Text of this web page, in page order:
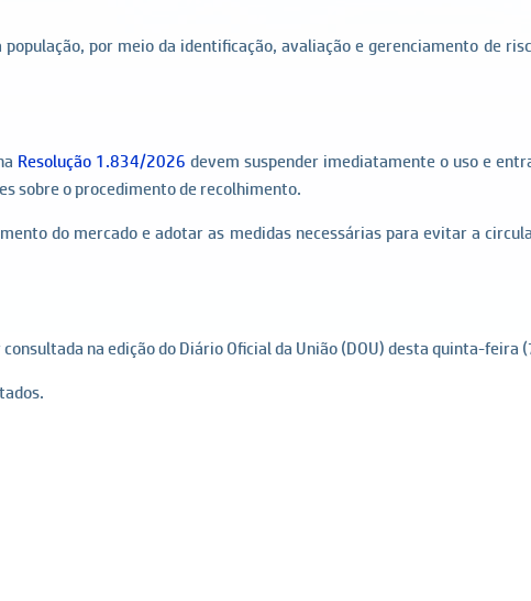
por meio da identificação, avaliação e gerenciamento de
Resolução 1.834/2026 devem suspender imediatamente o uso e
sobre o procedimento de recolhimento.
do mercado e adotar as medidas necessárias para evitar a
na edição do Diário Oficial da União (DOU) desta quinta-feira